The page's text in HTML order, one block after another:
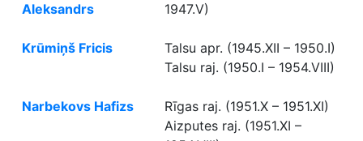
Aleksandrs
1947.V)
Krūmiņš Fricis
Talsu apr. (1945.XII – 1950.I)
Talsu raj. (1950.I – 1954.VIII)
Narbekovs Hafizs
Rīgas raj. (1951.X – 1951.XI)
Aizputes raj. (1951.XI –